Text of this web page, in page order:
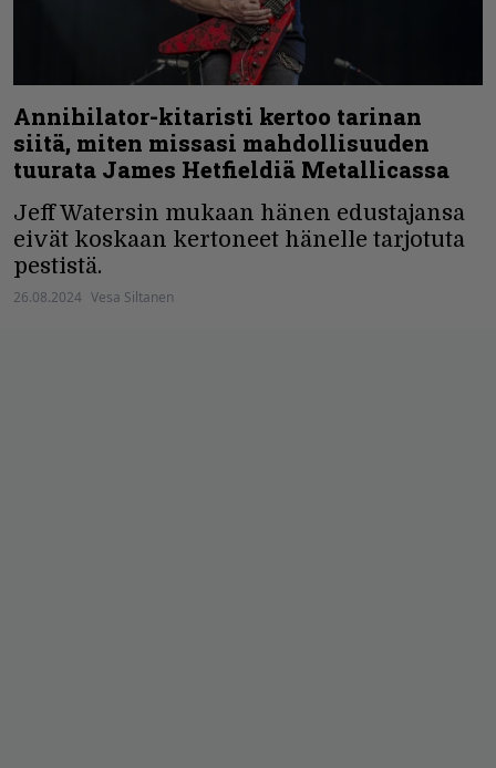
Annihilator-kitaristi kertoo tarinan
siitä, miten missasi mahdollisuuden
tuurata James Hetfieldiä Metallicassa
Jeff Watersin mukaan hänen edustajansa
eivät koskaan kertoneet hänelle tarjotuta
pestistä.
26.08.2024 Vesa Siltanen